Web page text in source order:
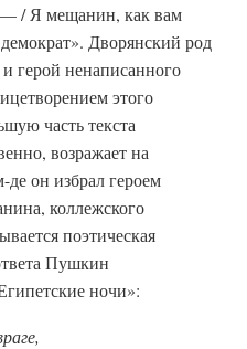
— / Я мещанин, как вам
Дворянский род
герой ненаписанного
этого
часть текста
возражает на
он избрал героем
коллежского
поэтическая
Пушкин
ночи»: